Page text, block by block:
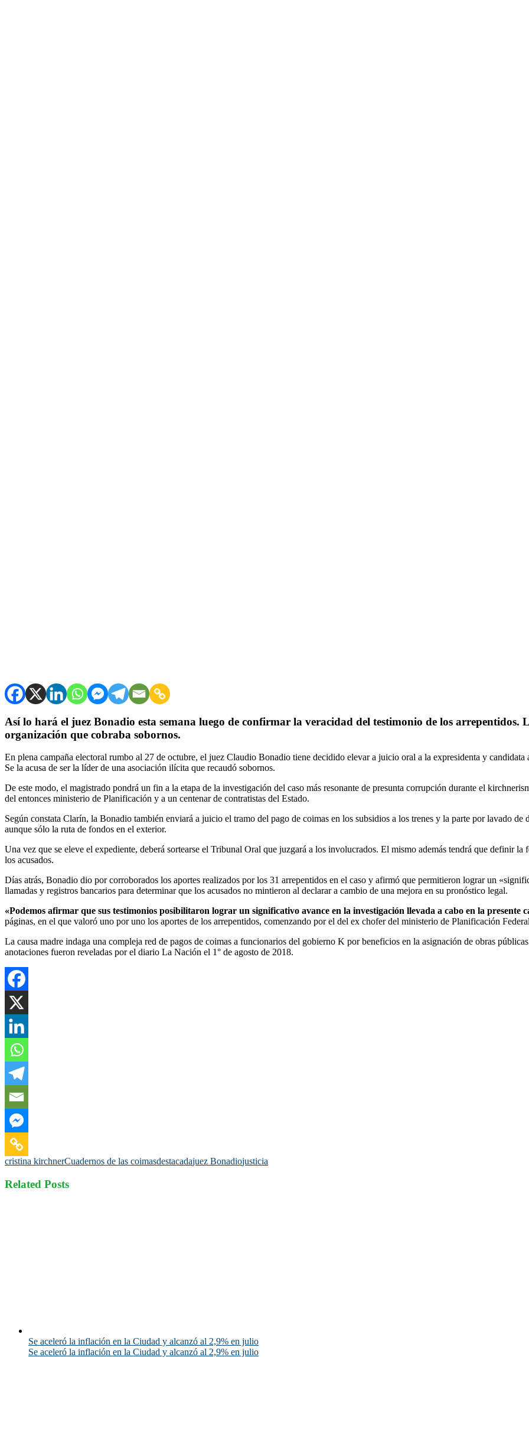
Así lo hará el juez Bonadio esta semana luego de confirmar la veracidad del testimonio de los arrepentidos.
organización que cobraba sobornos.
En plena campaña electoral rumbo al 27 de octubre, el juez Claudio Bonadio tiene decidido elevar a juicio oral a la expresidenta y
Se la acusa de ser la líder de una asociación ilícita que recaudó sobornos.
De este modo, el magistrado pondrá un fin a la etapa de la investigación del caso más resonante de presunta corrupción durante el
del entonces ministerio de Planificación y a un centenar de contratistas del Estado.
Según constata Clarín, la Bonadio también enviará a juicio el tramo del pago de coimas en los subsidios a los trenes y la parte por lavado
aunque sólo la ruta de fondos en el exterior.
Una vez que se eleve el expediente, deberá sortearse el Tribunal Oral que juzgará a los involucrados. El mismo además tendrá que definir
los acusados.
Días atrás, Bonadio dio por corroborados los aportes realizados por los 31 arrepentidos en el caso y afirmó que permitieron lograr un
llamadas y registros bancarios para determinar que los acusados no mintieron al declarar a cambio de una mejora en su pronóstico legal.
«Podemos afirmar que sus testimonios posibilitaron lograr un significativo avance en la investigación llevada a cabo en la presente
páginas, en el que valoró uno por uno los aportes de los arrepentidos, comenzando por el del ex chofer del ministerio de Planificación
La causa madre indaga una compleja red de pagos de coimas a funcionarios del gobierno K por beneficios en la asignación de obras
anotaciones fueron reveladas por el diario La Nación el 1° de agosto de 2018.
cristina kirchnerCuadernos de las coimasdestacadajuez Bonadiojusticia
Related Posts
Se aceleró la inflación en la Ciudad y alcanzó al 2,9% en julio
Se aceleró la inflación en la Ciudad y alcanzó al 2,9% en julio